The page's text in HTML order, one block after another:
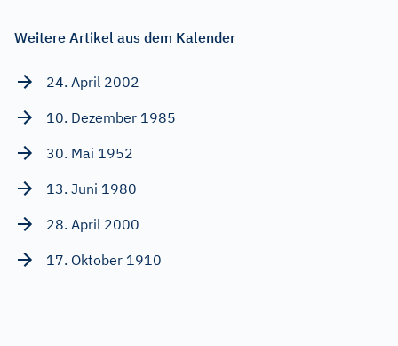
Weitere Artikel aus dem Kalender
24. April 2002
10. Dezember 1985
30. Mai 1952
13. Juni 1980
28. April 2000
17. Oktober 1910